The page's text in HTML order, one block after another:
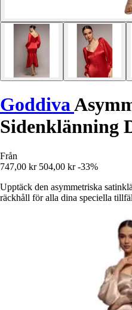
Goddiva
Sidenklänning
Från
747,00 kr 504,00 kr -33%
Upptäck den asymmetriska
räckhåll för alla dina speciella